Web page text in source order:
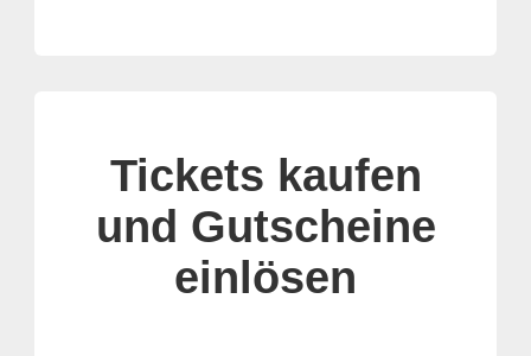
Tickets kaufen
und Gutscheine
einlösen